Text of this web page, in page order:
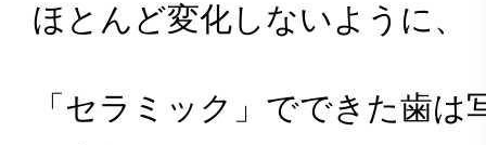
ほとんど変化しないように、
「セラミック」でできた歯